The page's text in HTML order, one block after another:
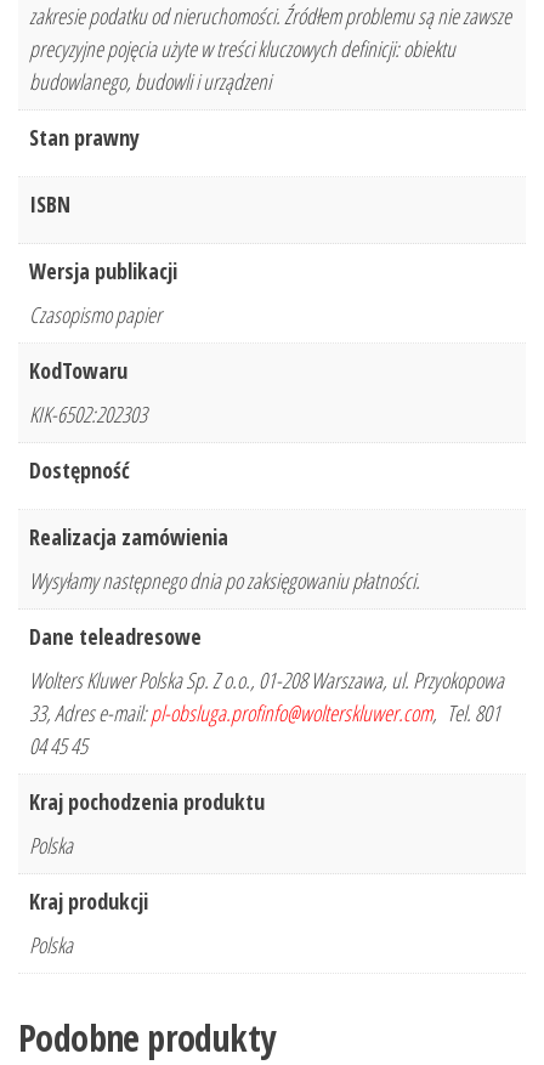
zakresie podatku od nieruchomości. Źródłem problemu są nie zawsze
precyzyjne pojęcia użyte w treści kluczowych definicji: obiektu
budowlanego, budowli i urządzeni
Stan prawny
ISBN
Wersja publikacji
Czasopismo papier
KodTowaru
KIK-6502:202303
Dostępność
Realizacja zamówienia
Wysyłamy następnego dnia po zaksięgowaniu płatności.
Dane teleadresowe
Wolters Kluwer Polska Sp. Z o.o., 01-208 Warszawa, ul. Przyokopowa
33, Adres e-mail:pl-obsluga.profinfo@wolterskluwer.com, Tel. 801
04 45 45
Kraj pochodzenia produktu
Polska
Kraj produkcji
Polska
Podobne produkty